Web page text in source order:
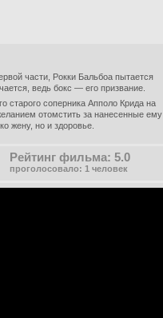
части, Рокки Бальбоа пытается
ведь бокс — его призвание.
старого соперника Апполо Крида на
отомстить за нанесенные ему
жену, но и здоровье.
Рейтинг фильма: 5.0
проголосовало: 1 человек